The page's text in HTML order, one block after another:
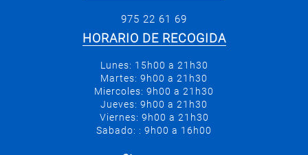
975 22 61 69
HORARIO DE RECOGIDA
Lunes: 15h00 a 21h30
Martes: 9h00 a 21h30
Miercoles: 9h00 a 21h30
Jueves: 9h00 a 21h30
Viernes: 9h00 a 21h30
Sabado: : 9h00 a 16h00